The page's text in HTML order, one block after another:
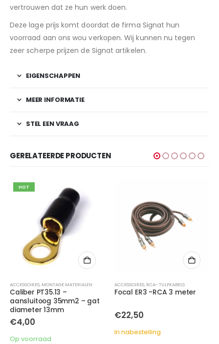
vertrouwen dat ze hun werk doen.
Deze lage prijs komt doordat de firma Signat hun
voorraad aan ons wou verkopen. Wij kunnen nu tegen
zeer scherpe prijzen de Signat artikelen.
EIGENSCHAPPEN
MEER INFORMATIE
STEL EEN VRAAG
GERELATEERDE PRODUCTEN
HOT
ACCESSOIRES, MONTAGE MATERIALEN
Caliber PT35.13 –
aansluitoog 35mm2 – gat
diameter 13mm
€4,00
Op voorraad
ACCESSOIRES, RCA- TULPKABELS
Focal ER3 -RCA 3 meter
€22,50
In nabestelling